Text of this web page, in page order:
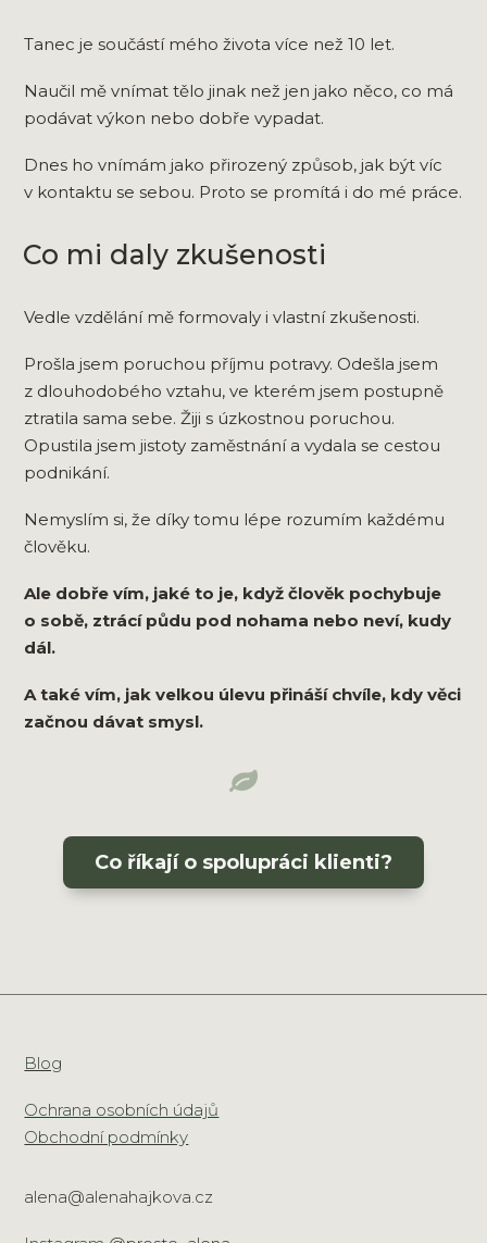
Tanec je součástí mého života více než 10 let.
Naučil mě vnímat tělo jinak než jen jako něco, co má
podávat výkon nebo dobře vypadat.
Dnes ho vnímám jako přirozený způsob, jak být víc
v kontaktu se sebou. Proto se promítá i do mé práce.
Co mi daly zkušenosti
Vedle vzdělání mě formovaly i vlastní zkušenosti.
Prošla jsem poruchou příjmu potravy. Odešla jsem
z dlouhodobého vztahu, ve kterém jsem postupně
ztratila sama sebe. Žiji s úzkostnou poruchou.
Opustila jsem jistoty zaměstnání a vydala se cestou
podnikání.
Nemyslím si, že díky tomu lépe rozumím každému
člověku.
Ale dobře vím, jaké to je, když člověk pochybuje
o sobě, ztrácí půdu pod nohama nebo neví, kudy
dál.
A také vím, jak velkou úlevu přináší chvíle, kdy věci
začnou dávat smysl.
Co říkají o spolupráci klienti?
Blog
Ochrana osobních údajů
Obchodní podmínky
alena@alenahajkova.cz